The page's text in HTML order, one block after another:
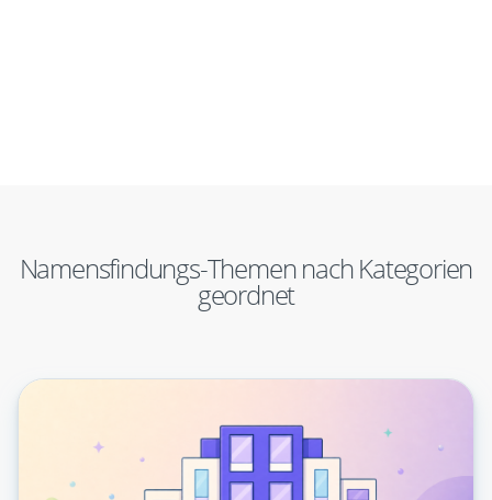
Namensfindungs-Themen nach Kategorien
geordnet